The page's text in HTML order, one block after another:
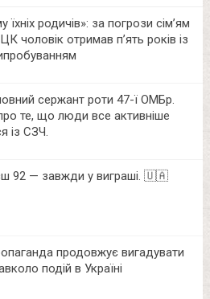
їхніх родичів»: за погрози сім’ям
чоловік отримав п’ять років із
сержант роти 47-ї ОМБр.
те, що люди все активніше
із СЗЧ.
92 — завжди у виграші. 🇺🇦
продовжує вигадувати
подій в Україні